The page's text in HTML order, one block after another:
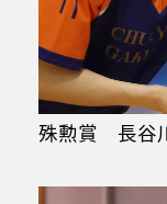
殊勲賞 長谷